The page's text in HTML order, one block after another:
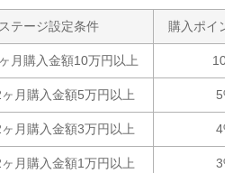
ステージ設定条件 購入ポイ
月購入金額10万円以上
月購入金額5万円以上 5%
月購入金額3万円以上 4%
月購入金額1万円以上 3%